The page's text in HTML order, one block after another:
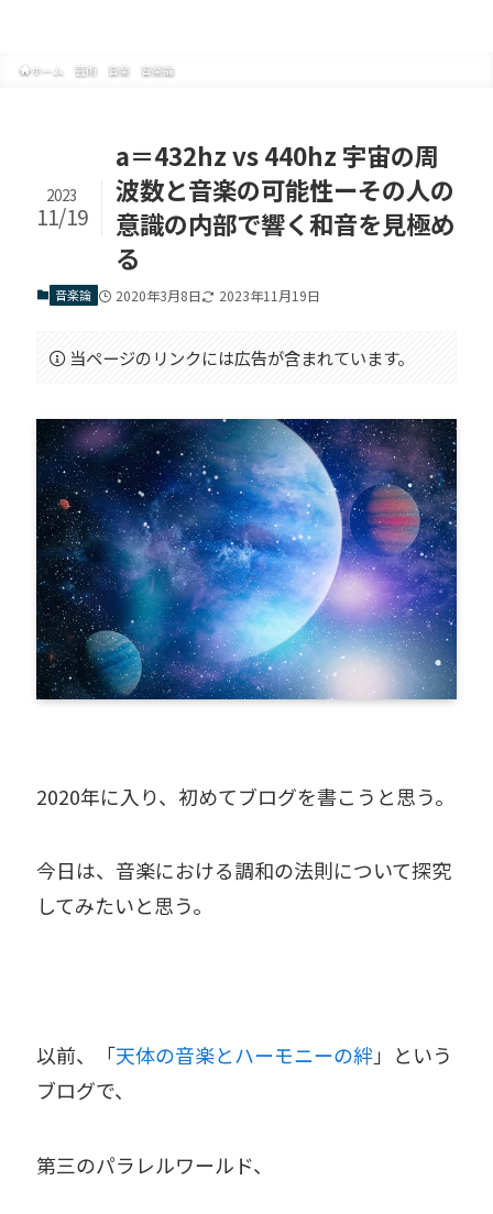
ホーム 芸術 音楽 音楽論
a＝432hz vs 440hz 宇宙の周
波数と音楽の可能性ーその人の
意識の内部で響く和音を見極め
る
2023
11/19
音楽論 2020年3月8日 2023年11月19日
当ページのリンクには広告が含まれています。
2020年に入り、初めてブログを書こうと思う。
今日は、音楽における調和の法則について探究
してみたいと思う。
以前、「天体の音楽とハーモニーの絆」という
ブログで、
第三のパラレルワールド、